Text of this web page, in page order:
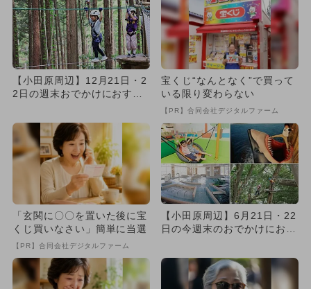
【小田原周辺】12月21日・2
2日の週末おでかけにおすす
宝くじ“なんとなく”で買って
いる限り変わらない
【PR】合同会社デジタルファーム
「玄関に〇〇を置いた後に宝
くじ買いなさい」簡単に当選
【PR】合同会社デジタルファーム
【小田原周辺】6月21日・22
日の今週末のおでかけにおす